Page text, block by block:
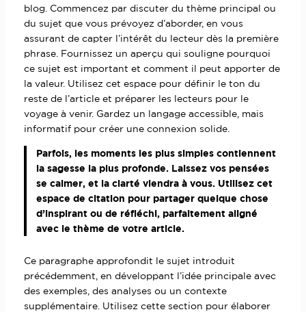
blog. Commencez par discuter du thème principal ou
du sujet que vous prévoyez d’aborder, en vous
assurant de capter l’intérêt du lecteur dès la première
phrase. Fournissez un aperçu qui souligne pourquoi
ce sujet est important et comment il peut apporter de
la valeur. Utilisez cet espace pour définir le ton du
reste de l’article et préparer les lecteurs pour le
voyage à venir. Gardez un langage accessible, mais
informatif pour créer une connexion solide.
Parfois, les moments les plus simples contiennent
la sagesse la plus profonde. Laissez vos pensées
se calmer, et la clarté viendra à vous. Utilisez cet
espace de citation pour partager quelque chose
d’inspirant ou de réfléchi, parfaitement aligné
avec le thème de votre article.
Ce paragraphe approfondit le sujet introduit
précédemment, en développant l’idée principale avec
des exemples, des analyses ou un contexte
supplémentaire. Utilisez cette section pour élaborer